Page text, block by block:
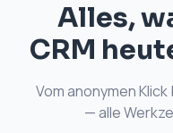
Alles,
CRM
Vom anonymen
— alle